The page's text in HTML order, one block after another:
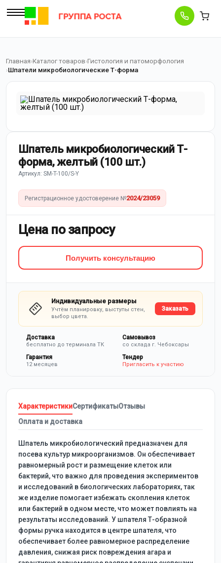
Главная Каталог товаров Гистология и патоморфология
Шпатели микробиологические Т-форма
Шпатель микробиологический Т-
форма, желтый (100 шт.)
Артикул: SM-T-100/S-Y
Регистрационное удостоверение №2024/23059
Цена по запросу
Получить консультацию
Индивидуальные размеры
Учтём планировку, выступы стен,
выбор цвета.
Заказать
Доставка
бесплатно до терминала ТК
Самовывоз
со склада г. Чебоксары
Гарантия
12 месяцев
Тендер
Пригласить к участию
ХарактеристикиСертификатыОтзывы
Оплата и доставка
Шпатель микробиологический предназначен для
посева культур микроорганизмов. Он обеспечивает
равномерный рост и размещение клеток или
бактерий, что важно для проведения экспериментов
и исследований в биологических лабораториях, так
же изделие помогает избежать скопления клеток
или бактерий в одном месте, что может повлиять на
результаты исследований. У шпателя Т-образной
формы ручка находится в центре шпателя, что
обеспечивает более равномерное распределение
давления, снижая риск повреждения агара и